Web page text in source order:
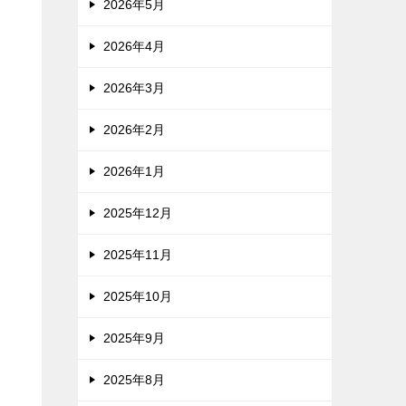
2026年5月
2026年4月
2026年3月
2026年2月
2026年1月
2025年12月
2025年11月
2025年10月
2025年9月
2025年8月